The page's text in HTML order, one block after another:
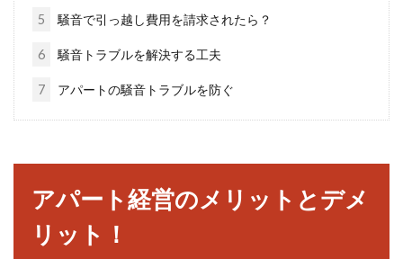
することが多くなっています。保証会社は、連
賃貸アパートの壁紙を補修！費用を
賃貸アパートを借りる時、賃貸契約のための手
続きが必要ですが、解約する時には、退去手続
5 騒音で引っ越し費用を請求されたら？
6 騒音トラブルを解決する工夫
7 アパートの騒音トラブルを防ぐ
アパート経営のメリットとデメ
リット！